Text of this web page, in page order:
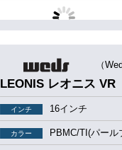
（
LEONIS レオニス VR
インチ 16インチ
カラー PBMC/TI(パー